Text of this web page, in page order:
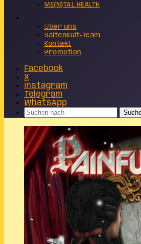
ME(N)TAL HEALTH
Über uns
SaitenKult-Team
Kontakt
Promotion
Facebook
X
Instagram
Telegram
WhatsApp